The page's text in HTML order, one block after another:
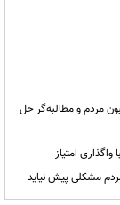
مردم و مطالبه‌گر حل
امتیاز
مشکلی پیش نیاید